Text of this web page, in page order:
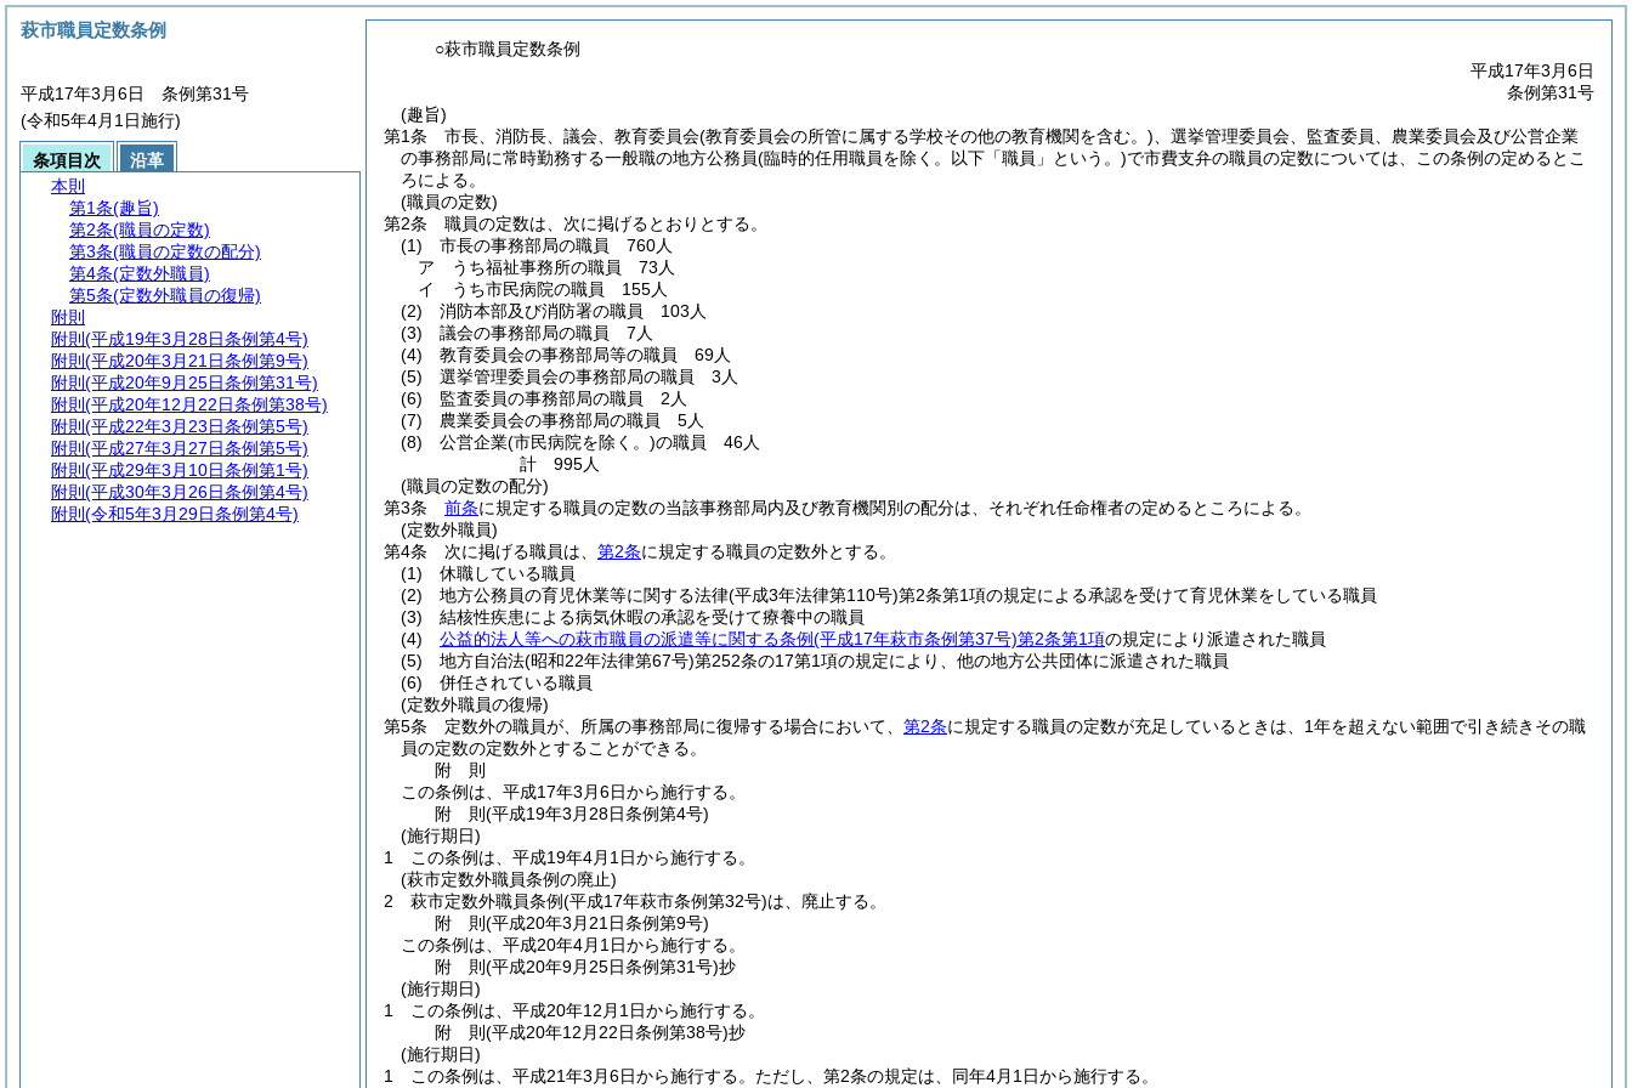
○萩市職員定数条例
平成17年3月6日
条例第31号
(趣旨)
第1条
市長、消防長、議会、教育委員会(教育委員会の所管に属する学校その他の教育機関を含む。) 、選挙管理委員会、監査委員、農業委員会及び公営企業
の事務部局に常時勤務する一般職の地方公務員(臨時的任用職員を除く。以下「職員」という。)で市費支弁の職員の定数については、この条例の定めるとこ
ろによる。
(職員の定数)
第2条
職員の定数は、次に掲げるとおりとする。
(1)
市長の事務部局の職員 760人
ア
うち福祉事務所の職員 73人
イ
うち市民病院の職員 155人
(2)
消防本部及び消防署の職員 103人
(3)
議会の事務部局の職員 7人
(4)
教育委員会の事務部局等の職員 69人
(5)
選挙管理委員会の事務部局の職員 3人
(6)
監査委員の事務部局の職員 2人
(7)
農業委員会の事務部局の職員 5人
(8)
公営企業(市民病院を除く。)の職員 46人
計 995人
(職員の定数の配分)
第3条
前条に規定する職員の定数の当該事務部局内及び教育機関別の配分は、それぞれ任命権者の定めるところによる。
(定数外職員)
第4条
次に掲げる職員は、 第2条に規定する職員の定数外とする。
(1)
休職している職員
(2)
地方公務員の育児休業等に関する法律(平成3年法律第110号)第2条第1項の規定による承認を受けて育児休業をしている職員
(3)
結核性疾患による病気休暇の承認を受けて療養中の職員
(4)
公益的法人等への萩市職員の派遣等に関する条例(平成17年萩市条例第37号)第2条第1項の規定により派遣された職員
(5)
地方自治法(昭和22年法律第67号)第252条の17第1項の規定により、他の地方公共団体に派遣された職員
(6)
併任されている職員
(定数外職員の復帰)
第5条
定数外の職員が、所属の事務部局に復帰する場合において、 第2条に規定する職員の定数が充足しているときは、1年を超えない範囲で引き続きその職
員の定数の定数外とすることができる。
附 則
この条例は、平成17年3月6日から施行する。
附 則(平成19年3月28日条例第4号)
(施行期日)
1
この条例は、平成19年4月1日から施行する。
(萩市定数外職員条例の廃止)
2
萩市定数外職員条例(平成17年萩市条例第32号)は、廃止する。
附 則(平成20年3月21日条例第9号)
この条例は、平成20年4月1日から施行する。
附 則(平成20年9月25日条例第31号)抄
(施行期日)
1
この条例は、平成20年12月1日から施行する。
附 則(平成20年12月22日条例第38号)抄
(施行期日)
1
この条例は、平成21年3月6日から施行する。 ただし、第2条の規定は、同年4月1日から施行する。
萩市職員定数条例
平成17年3月6日 条例第31号
(令和5年4月1日施行)
条項目次
沿革
本則
第1条(趣旨)
第2条(職員の定数)
第3条(職員の定数の配分)
第4条(定数外職員)
第5条(定数外職員の復帰)
附則
附則 (平成19年3月28日条例第4号)
附則 (平成20年3月21日条例第9号)
附則 (平成20年9月25日条例第31号)
附則 (平成20年12月22日条例第38号)
附則 (平成22年3月23日条例第5号)
附則 (平成27年3月27日条例第5号)
附則 (平成29年3月10日条例第1号)
附則 (平成30年3月26日条例第4号)
附則 (令和5年3月29日条例第4号)